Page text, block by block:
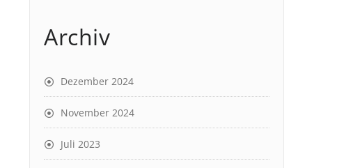
Archiv
Dezember 2024
November 2024
Juli 2023